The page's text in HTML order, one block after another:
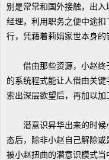
别是常常和国外接触，出
经理，利用职务之便中途
行，凭藉着莉娟家世本身的
借由那些资源，小赵终
的系统程式能让人借由关
索出深层欲望后，再加以加
潜意识昇华出来的时候
态后，除非小赵自己解除
被小赵扭曲的潜意识模式当